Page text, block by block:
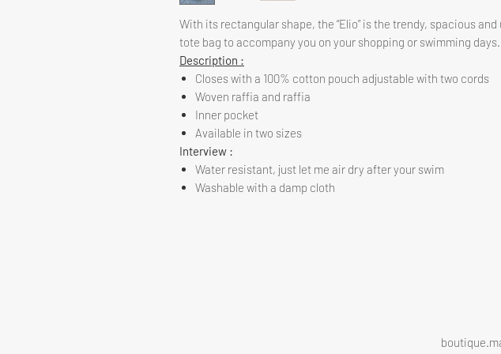
With its rectangular shape, the “Elio” is the trendy, spacious
tote bag to accompany you on your shopping or swimming days.
Description :
Closes with a 100% cotton pouch adjustable with two cords
Woven raffia and raffia
Inner pocket
Available in two sizes
Interview :
Water resistant, just let me air dry after your swim
Washable with a damp cloth